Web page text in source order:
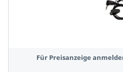
Für Preisanzeige